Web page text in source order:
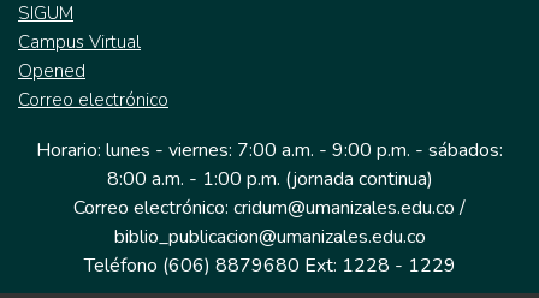
SIGUM
Campus Virtual
Opened
Correo electrónico
Horario: lunes - viernes: 7:00 a.m. - 9:00 p.m. - sábados:
8:00 a.m. - 1:00 p.m. (jornada continua)
Correo electrónico: cridum@umanizales.edu.co /
biblio_publicacion@umanizales.edu.co
Teléfono (606) 8879680 Ext: 1228 - 1229